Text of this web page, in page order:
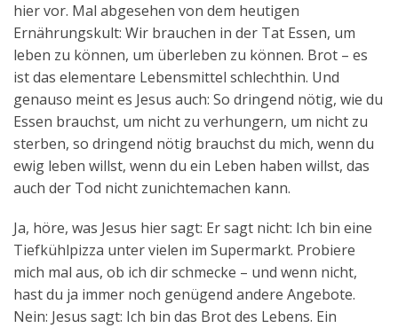
hier vor. Mal abgesehen von dem heutigen
Ernährungskult: Wir brauchen in der Tat Essen, um
leben zu können, um überleben zu können. Brot – es
ist das elementare Lebensmittel schlechthin. Und
genauso meint es Jesus auch: So dringend nötig, wie du
Essen brauchst, um nicht zu verhungern, um nicht zu
sterben, so dringend nötig brauchst du mich, wenn du
ewig leben willst, wenn du ein Leben haben willst, das
auch der Tod nicht zunichtemachen kann.
Ja, höre, was Jesus hier sagt: Er sagt nicht: Ich bin eine
Tiefkühlpizza unter vielen im Supermarkt. Probiere
mich mal aus, ob ich dir schmecke – und wenn nicht,
hast du ja immer noch genügend andere Angebote.
Nein: Jesus sagt: Ich bin das Brot des Lebens. Ein